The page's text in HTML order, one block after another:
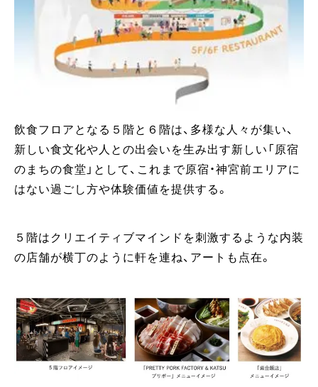
飲食フロアとなる５階と６階は、多様な人々が集い、
新しい食文化や人との出会いを生み出す新しい「原宿
のまちの食堂」として、これまで原宿・神宮前エリアに
はない過ごし方や体験価値を提供する。
５階はクリエイティブマインドを刺激するような内装
の店舗が横丁のように軒を連ね、アートも点在。